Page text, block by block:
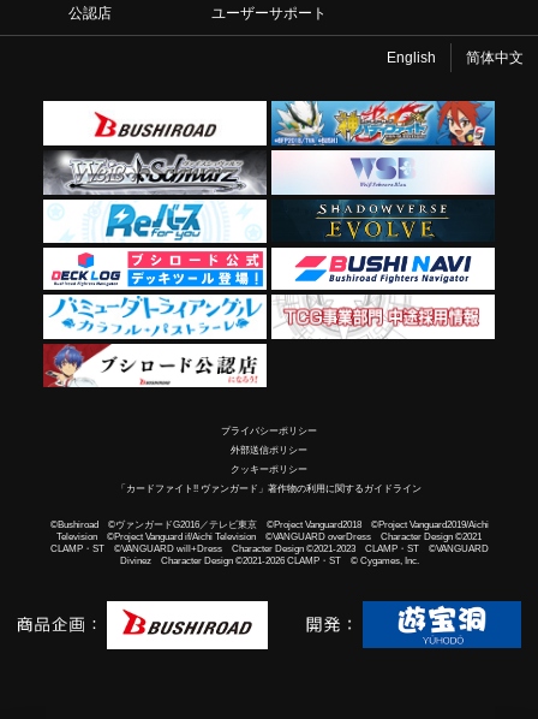
公認店
ユーザーサポート
English 简体中文
プライバシーポリシー
外部送信ポリシー
クッキーポリシー
「カードファイト!! ヴァンガード」著作物の利用に関するガイドライン
©Bushiroad ©ヴァンガードG2016／テレビ東京 ©Project Vanguard2018 ©Project Vanguard2019/Aichi
Television ©Project Vanguard if/Aichi Television ©VANGUARD overDress Character Design ©2021
CLAMP・ST ©VANGUARD will+Dress Character Design ©2021-2023 CLAMP・ST ©VANGUARD
Divinez Character Design ©2021-2026 CLAMP・ST © Cygames, Inc.